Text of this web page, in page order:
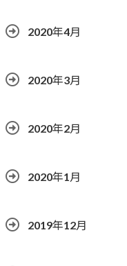
2020年4月
2020年3月
2020年2月
2020年1月
2019年12月